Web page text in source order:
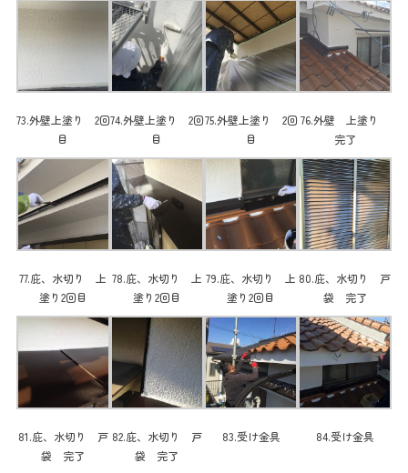
73.外壁上塗り 2回
目
74.外壁上塗り 2回
目
75.外壁上塗り 2回
目
76.外壁 上塗り
完了
77.庇、水切り 上
塗り2回目
78.庇、水切り 上
塗り2回目
79.庇、水切り 上
塗り2回目
80.庇、水切り 戸
袋 完了
81.庇、水切り 戸
袋 完了
82.庇、水切り 戸
袋 完了
83.受け金具 84.受け金具